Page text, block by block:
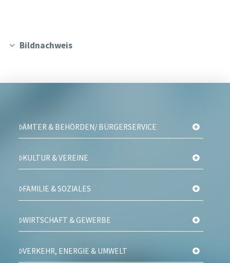
Bildnachweis
ÄMTER & BEHÖRDEN/ BÜRGERSERVICE
KULTUR & VEREINE
FAMILIE & SOZIALES
WIRTSCHAFT & GEWERBE
VERKEHR, ENERGIE & UMWELT